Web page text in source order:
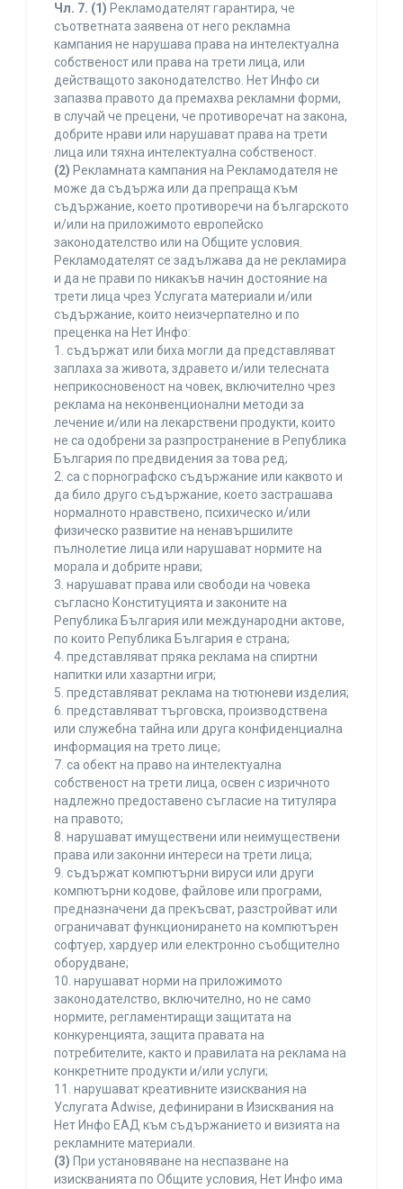
Чл. 7. (1) Рекламодателят гарантира, че
съответната заявена от него рекламна
кампания не нарушава права на интелектуална
собственост или права на трети лица, или
действащото законодателство. Нет Инфо си
запазва правото да премахва рекламни форми,
в случай че прецени, че противоречат на закона,
добрите нрави или нарушават права на трети
лица или тяхна интелектуална собственост.
(2) Рекламната кампания на Рекламодателя не
може да съдържа или да препраща към
съдържание, което противоречи на българското
и/или на приложимото европейско
законодателство или на Общите условия.
Рекламодателят се задължава да не рекламира
и да не прави по никакъв начин достояние на
трети лица чрез Услугата материали и/или
съдържание, които неизчерпателно и по
преценка на Нет Инфо:
1. съдържат или биха могли да представляват
заплаха за живота, здравето и/или телесната
неприкосновеност на човек, включително чрез
реклама на неконвенционални методи за
лечение и/или на лекарствени продукти, които
не са одобрени за разпространение в Република
България по предвидения за това ред;
2. са с порнографско съдържание или каквото и
да било друго съдържание, което застрашава
нормалното нравствено, психическо и/или
физическо развитие на ненавършилите
пълнолетие лица или нарушават нормите на
морала и добрите нрави;
3. нарушават права или свободи на човека
съгласно Конституцията и законите на
Република България или международни актове,
по които Република България е страна;
4. представляват пряка реклама на спиртни
напитки или хазартни игри;
5. представляват реклама на тютюневи изделия;
6. представляват търговска, производствена
или служебна тайна или друга конфиденциална
информация на трето лице;
7. са обект на право на интелектуална
собственост на трети лица, освен с изричното
надлежно предоставено съгласие на титуляра
на правото;
8. нарушават имуществени или неимуществени
права или законни интереси на трети лица;
9. съдържат компютърни вируси или други
компютърни кодове, файлове или програми,
предназначени да прекъсват, разстройват или
ограничават функционирането на компютърен
софтуер, хардуер или електронно съобщително
оборудване;
10. нарушават норми на приложимото
законодателство, включително, но не само
нормите, регламентиращи защитата на
конкуренцията, защита правата на
потребителите, както и правилата на реклама на
конкретните продукти и/или услуги;
11. нарушават креативните изисквания на
Услугата Adwise, дефинирани в Изисквания на
Нет Инфо ЕАД към съдържанието и визията на
рекламните материали.
(3) При установяване на неспазване на
изискванията по Общите условия, Нет Инфо има